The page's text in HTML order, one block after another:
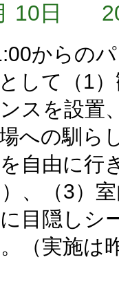
10日
からの
して（1
スを設置
への馴ら
自由に行
、（3）
目隠しシ
（実施は